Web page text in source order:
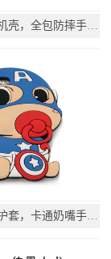
卡通动物硅胶手机壳，全包防摔手机套-硅胶套
女款硅胶手机保护套，卡通奶嘴手机壳-硅胶套